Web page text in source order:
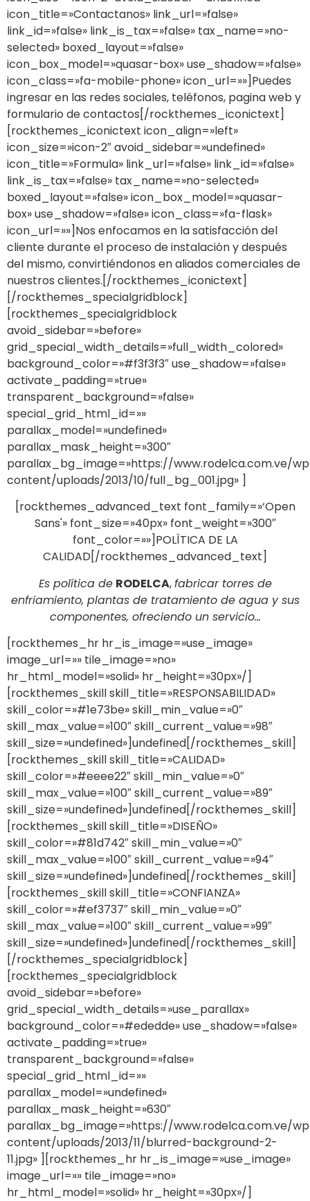
icon_title=»Contactanos» link_url=»false»
link_id=»false» link_is_tax=»false» tax_name=»no-
selected» boxed_layout=»false»
icon_box_model=»quasar-box» use_shadow=»false»
icon_class=»fa-mobile-phone» icon_url=»»]Puedes
ingresar en las redes sociales, teléfonos, pagina web y
formulario de contactos[/rockthemes_iconictext]
[rockthemes_iconictext icon_align=»left»
icon_size=»icon-2″ avoid_sidebar=»undefined»
icon_title=»Formula» link_url=»false» link_id=»false»
link_is_tax=»false» tax_name=»no-selected»
boxed_layout=»false» icon_box_model=»quasar-
box» use_shadow=»false» icon_class=»fa-flask»
icon_url=»»]Nos enfocamos en la satisfacción del
cliente durante el proceso de instalación y después
del mismo, convirtiéndonos en aliados comerciales de
nuestros clientes.[/rockthemes_iconictext]
[/rockthemes_specialgridblock]
[rockthemes_specialgridblock
avoid_sidebar=»before»
grid_special_width_details=»full_width_colored»
background_color=»#f3f3f3″ use_shadow=»false»
activate_padding=»true»
transparent_background=»false»
special_grid_html_id=»»
parallax_model=»undefined»
parallax_mask_height=»300″
parallax_bg_image=»https://www.rodelca.com.ve/
content/uploads/2013/10/full_bg_001.jpg» ]
[rockthemes_advanced_text font_family=»‘Open
Sans'» font_size=»40px» font_weight=»300″
font_color=»»]POLÌTICA DE LA
CALIDAD[/rockthemes_advanced_text]
Es política de RODELCA,fabricar torres de
enfriamiento, plantas de tratamiento de agua y sus
componentes, ofreciendo un servicio…
[rockthemes_hr hr_is_image=»use_image»
image_url=»» tile_image=»no»
hr_html_model=»solid» hr_height=»30px»/]
[rockthemes_skill skill_title=»RESPONSABILIDAD»
skill_color=»#1e73be» skill_min_value=»0″
skill_max_value=»100″ skill_current_value=»98″
skill_size=»undefined»]undefined[/rockthemes_skill]
[rockthemes_skill skill_title=»CALIDAD»
skill_color=»#eeee22″ skill_min_value=»0″
skill_max_value=»100″ skill_current_value=»89″
skill_size=»undefined»]undefined[/rockthemes_skill]
[rockthemes_skill skill_title=»DISEÑO»
skill_color=»#81d742″ skill_min_value=»0″
skill_max_value=»100″ skill_current_value=»94″
skill_size=»undefined»]undefined[/rockthemes_skill]
[rockthemes_skill skill_title=»CONFIANZA»
skill_color=»#ef3737″ skill_min_value=»0″
skill_max_value=»100″ skill_current_value=»99″
skill_size=»undefined»]undefined[/rockthemes_skill]
[/rockthemes_specialgridblock]
[rockthemes_specialgridblock
avoid_sidebar=»before»
grid_special_width_details=»use_parallax»
background_color=»#ededde» use_shadow=»false»
activate_padding=»true»
transparent_background=»false»
special_grid_html_id=»»
parallax_model=»undefined»
parallax_mask_height=»630″
parallax_bg_image=»https://www.rodelca.com.ve/
content/uploads/2013/11/blurred-background-2-
11.jpg» ][rockthemes_hr hr_is_image=»use_image»
image_url=»» tile_image=»no»
hr_html_model=»solid» hr_height=»30px»/]